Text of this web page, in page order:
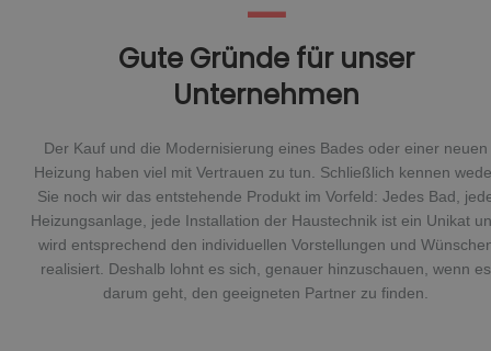
Gute Gründe für unser
Unternehmen
Der Kauf und die Modernisierung eines Bades oder einer neuen
Heizung haben viel mit Vertrauen zu tun. Schließlich kennen
Sie noch wir das entstehende Produkt im Vorfeld: Jedes Bad,
Heizungsanlage, jede Installation der Haustechnik ist ein Unikat
wird entsprechend den individuellen Vorstellungen und
realisiert. Deshalb lohnt es sich, genauer hinzuschauen, wenn es
darum geht, den geeigneten Partner zu finden.